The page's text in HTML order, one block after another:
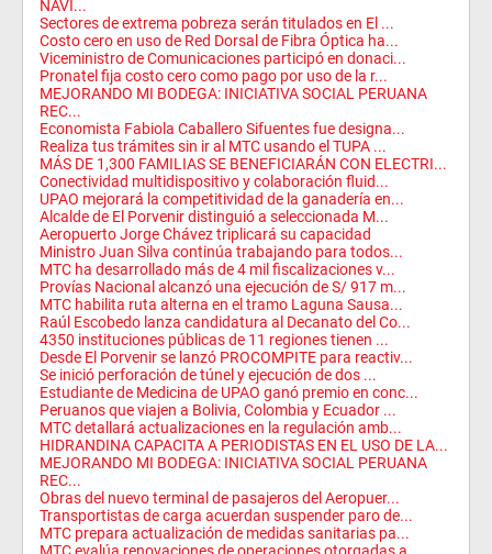
NAVI...
Sectores de extrema pobreza serán titulados en El ...
Costo cero en uso de Red Dorsal de Fibra Óptica ha...
Viceministro de Comunicaciones participó en donaci...
Pronatel fija costo cero como pago por uso de la r...
MEJORANDO MI BODEGA: INICIATIVA SOCIAL PERUANA
REC...
Economista Fabiola Caballero Sifuentes fue designa...
Realiza tus trámites sin ir al MTC usando el TUPA ...
MÁS DE 1,300 FAMILIAS SE BENEFICIARÁN CON ELECTRI...
Conectividad multidispositivo y colaboración fluid...
UPAO mejorará la competitividad de la ganadería en...
Alcalde de El Porvenir distinguió a seleccionada M...
Aeropuerto Jorge Chávez triplicará su capacidad
Ministro Juan Silva continúa trabajando para todos...
MTC ha desarrollado más de 4 mil fiscalizaciones v...
Provías Nacional alcanzó una ejecución de S/ 917 m...
MTC habilita ruta alterna en el tramo Laguna Sausa...
Raúl Escobedo lanza candidatura al Decanato del Co...
4350 instituciones públicas de 11 regiones tienen ...
Desde El Porvenir se lanzó PROCOMPITE para reactiv...
Se inició perforación de túnel y ejecución de dos ...
Estudiante de Medicina de UPAO ganó premio en conc...
Peruanos que viajen a Bolivia, Colombia y Ecuador ...
MTC detallará actualizaciones en la regulación amb...
HIDRANDINA CAPACITA A PERIODISTAS EN EL USO DE LA...
MEJORANDO MI BODEGA: INICIATIVA SOCIAL PERUANA
REC...
Obras del nuevo terminal de pasajeros del Aeropuer...
Transportistas de carga acuerdan suspender paro de...
MTC prepara actualización de medidas sanitarias pa...